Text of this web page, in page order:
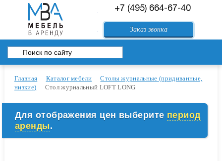
84994083557@mail.ru
Перейти в корзину
+7 (495) 664-67-40
Заказ звонка
Главная Каталог мебели
Столы журнальные (придиванные,
низкие)
Стол журнальный LOFT LONG
Для отображения цен выберите период
аренды.